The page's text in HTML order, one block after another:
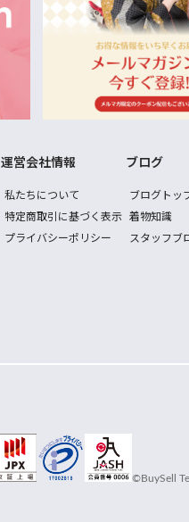
運営会社情報
私たちについて
特定商取引に基づく表示
プライバシーポリシー
ブログ
ブログトッ
着物知識
スタッフブ
©BuySell